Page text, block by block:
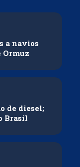
a navios
Ormuz
de diesel;
Brasil